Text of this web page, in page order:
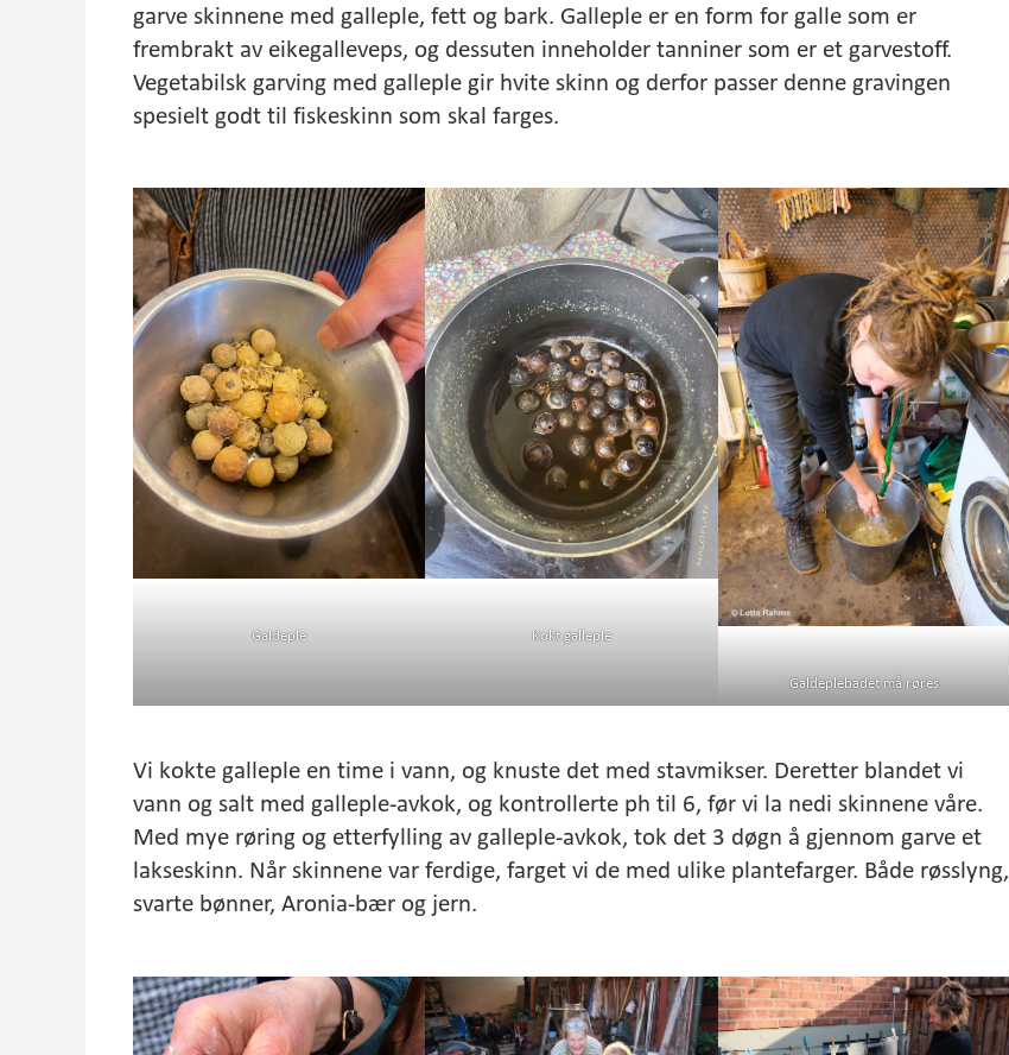
garve skinnene med galleple, fett og bark. Galleple er en form for galle som er
frembrakt av eikegalleveps, og dessuten inneholder tanniner som er et garvestoff.
Vegetabilsk garving med galleple gir hvite skinn og derfor passer denne gravingen
spesielt godt til fiskeskinn som skal farges.
Galdeple Kokt galleple
Galdeplebadet må røres
Vi kokte galleple en time i vann, og knuste det med stavmikser. Deretter blandet vi
vann og salt med galleple-avkok, og kontrollerte ph til 6, før vi la nedi skinnene våre.
Med mye røring og etterfylling av galleple-avkok, tok det 3 døgn å gjennom garve et
lakseskinn. Når skinnene var ferdige, farget vi de med ulike plantefarger. Både røsslyng,
svarte bønner, Aronia-bær og jern.